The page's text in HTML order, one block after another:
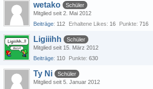
wetako
Schüler
Mitglied seit 2. Mai 2012
Beiträge 112 Erhaltene Likes 16 Punkte 716
Ligiiihh
Schüler
Mitglied seit 15. März 2012
Beiträge 110 Punkte 630
Ty Ni
Schüler
Mitglied seit 5. Januar 2012